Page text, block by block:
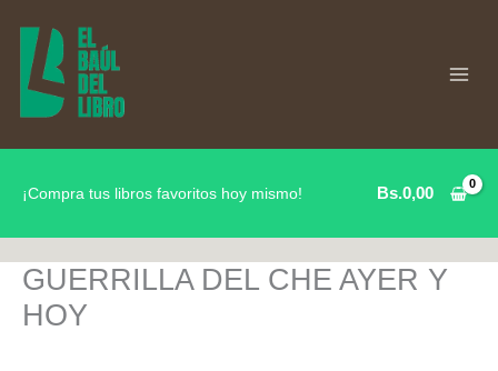
contenido
¡Compra tus libros favoritos hoy mismo! Bs.0,00
GUERRILLA DEL CHE AYER Y
HOY